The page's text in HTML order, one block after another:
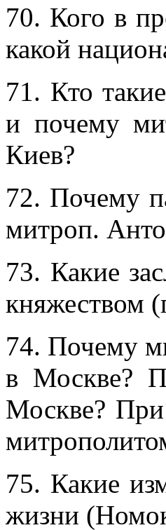
70. Кого в
какой
71. Кто
и почему
Киев?
72. Почему
митроп.
73. Какие
княжеством
74. Почему
в Москве?
Москве? При
75. Какие
жизни